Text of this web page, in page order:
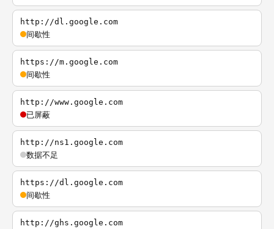
http://dl.google.com
间歇性
https://m.google.com
间歇性
http://www.google.com
已屏蔽
http://ns1.google.com
数据不足
https://dl.google.com
间歇性
http://ghs.google.com